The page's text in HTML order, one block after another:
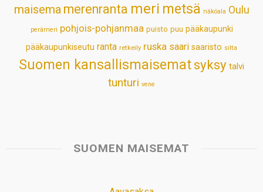
maisema merenranta meri metsä näköala Oulu
perämeri pohjois-pohjanmaa puisto puu pääkaupunki
pääkaupunkiseutu ranta retkeily ruska saari saaristo silta
Suomen kansallismaisematsyksy talvi
tunturi vene
SUOMEN MAISEMAT